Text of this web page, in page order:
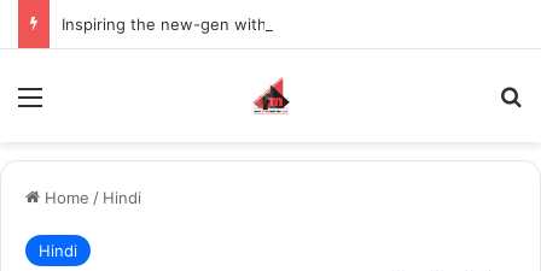
Home / Hindi
Hindi